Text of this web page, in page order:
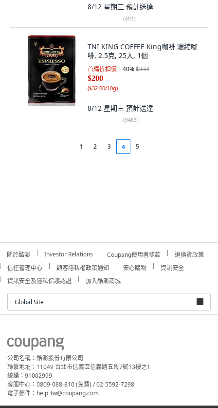
8/12 星期三 預計送達
(491)
TNI KING COFFEE King咖啡 濃縮咖
啡, 2.5克, 25入, 1個
首購折扣價 40%$334
$200
($32.00/10g)
8/12 星期三 預計送達
(9463)
1 2 3 4 5
關於酷澎 Investor Relations Coupang使用者條款
退換貨政策
信任管理中心
顧客隱私權政策通知 安心購物
資訊安全
資訊安全及隱私保護認證
加入酷澎商城
Global Site
公司名稱：酷澎股份有限公司
聯繫地址：11049 台北市信義區信義路五段7號13樓之1
統編：91002999
客服中心：0809-088-810 (免費) / 02-5592-7298
電子郵件：help_tw@coupang.com